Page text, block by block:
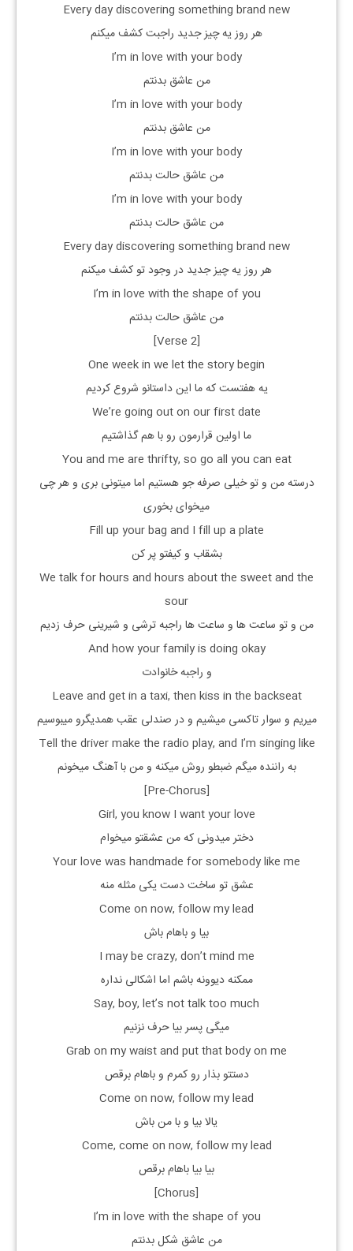
Every day discovering something brand new
هر روز یه چیز جدید راجبت کشف میکنم
I’m in love with your body
من عاشق بدنتم
I’m in love with your body
من عاشق بدنتم
I’m in love with your body
من عاشق حالت بدنتم
I’m in love with your body
من عاشق حالت بدنتم
Every day discovering something brand new
هر روز یه چیز جدید در وجود تو کشف میکنم
I’m in love with the shape of you
من عاشق حالت بدنتم
[Verse 2]
One week in we let the story begin
یه هفتست که ما این داستانو شروع کردیم
We’re going out on our first date
ما اولین قرارمون رو با هم گذاشتیم
You and me are thrifty, so go all you can eat
درسته من و تو خیلی صرفه جو هستیم اما میتونی بری و هر چی
میخوای بخوری
Fill up your bag and I fill up a plate
بشقاب و کیفتو پر کن
We talk for hours and hours about the sweet and the
sour
من و تو ساعت ها و ساعت ها راجبه ترشی و شیرینی حرف زدیم
And how your family is doing okay
و راجبه خانوادت
Leave and get in a taxi, then kiss in the backseat
میریم و سوار تاکسی میشیم و در صندلی عقب همدیگرو میبوسیم
Tell the driver make the radio play, and I’m singing like
به راننده میگم ضبطو روش میکنه و من با آهنگ میخونم
[Pre-Chorus]
Girl, you know I want your love
دختر میدونی که من عشقتو میخوام
Your love was handmade for somebody like me
عشق تو ساخت دست یکی مثله منه
Come on now, follow my lead
بیا و باهام باش
I may be crazy, don’t mind me
ممکنه دیوونه باشم اما اشکالی نداره
Say, boy, let’s not talk too much
میگی پسر بیا حرف نزنیم
Grab on my waist and put that body on me
دستتو بذار رو کمرم و باهام برقص
Come on now, follow my lead
یالا بیا و با من باش
Come, come on now, follow my lead
بیا بیا باهام برقص
[Chorus]
I’m in love with the shape of you
من عاشق شکل بدنتم